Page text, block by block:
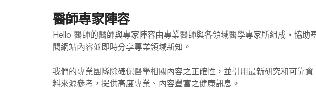
時慢慢又穩穩地從一數到五，但是一開始做不到，同樣也
一數到五，吐氣時同樣從一數到五。呼與吸之
的親友、師長詳談之外，也可以尋找專業的諮
議題，都一樣重要，要好好處理。（延伸閱讀
療法） 懷孕第 5 週的產檢須知 懷孕第 5 週準
道分泌物變多 秀髮濃密有光澤 腹脹、脹氣 孕斑 著床出血 值得一提的是，雖然月經
沒來也是懷有身孕跡象之一，不過月事的延遲
孕。有疑慮的話，請教婦產科醫師也行。 懷孕
後，胎盤所分泌的荷爾蒙，會影響準媽媽的各
素變化： 由於黑色素細胞（Melanocyte）的活性增加，增加孕婦局部皮膚的色素沉
著，常發生在嘴唇、乳暈、腋下、陰部、大腿
青蛙蹲等動作。（延伸閱讀：落紅就要生了？
項） 不過準媽媽懷孕週數滿了 37 週之後，也就是所謂的「足月」，之後就算做了
有什麼運動習慣，孕婦產前能不能以爬樓梯作
郭醫師回答： 孕婦以爬樓梯做運動基本上是沒有什麼問題的，不過準媽媽的肚子比
較大，平衡感也較差，如果對跌倒、踩空等安
醫師專家陣容
Hello 醫師的醫師與專家陣容由專業醫師與各領域醫學專家所組成，協助
閱網站內容並即時分享專業領域新知。
我們的專業團隊除確保醫學相關內容之正確性，並引用最新研究和可靠資
料來源參考，提供高度專業、內容豐富之健康訊息。